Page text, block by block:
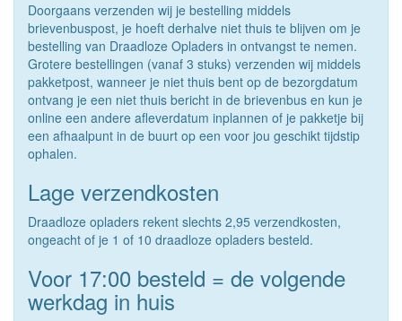
Doorgaans verzenden wij je bestelling middels
brievenbuspost, je hoeft derhalve niet thuis te blijven om je
bestelling van Draadloze Opladers in ontvangst te nemen.
Grotere bestellingen (vanaf 3 stuks) verzenden wij middels
pakketpost, wanneer je niet thuis bent op de bezorgdatum
ontvang je een niet thuis bericht in de brievenbus en kun je
online een andere afleverdatum inplannen of je pakketje bij
een afhaalpunt in de buurt op een voor jou geschikt tijdstip
ophalen.
Lage verzendkosten
Draadloze opladers rekent slechts 2,95 verzendkosten,
ongeacht of je 1 of 10 draadloze opladers besteld.
Voor 17:00 besteld = de volgende
werkdag in huis